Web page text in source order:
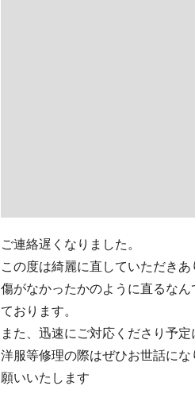
ご連絡遅くなりました。
この度は綺麗に直していただきあ
傷がなかったかのように直るな
ております。
また、迅速にご対応くださり予
洋服等修理の際はぜひお世話に
願いいたします